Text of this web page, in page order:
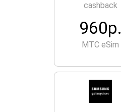
cashback
960р.
МТС eSim